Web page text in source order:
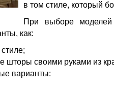
в том стиле, который
При выборе моделей
как:
шторы своими руками из
варианты: